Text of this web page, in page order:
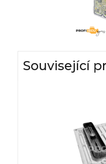
Související